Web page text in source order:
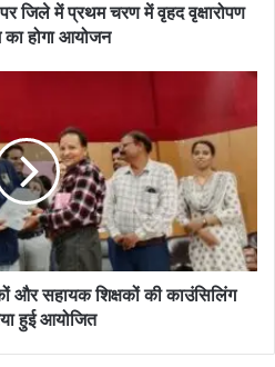
जिले में प्रथम चरण में वृहद वृक्षारोपण
का होगा आयोजन
और सहायक शिक्षकों की काउंसिलिंग
हुई आयोजित